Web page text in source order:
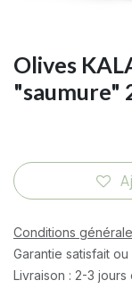
Olives
"saumure"
Conditions
Garantie satisfait
Livraison : 2-3 jours